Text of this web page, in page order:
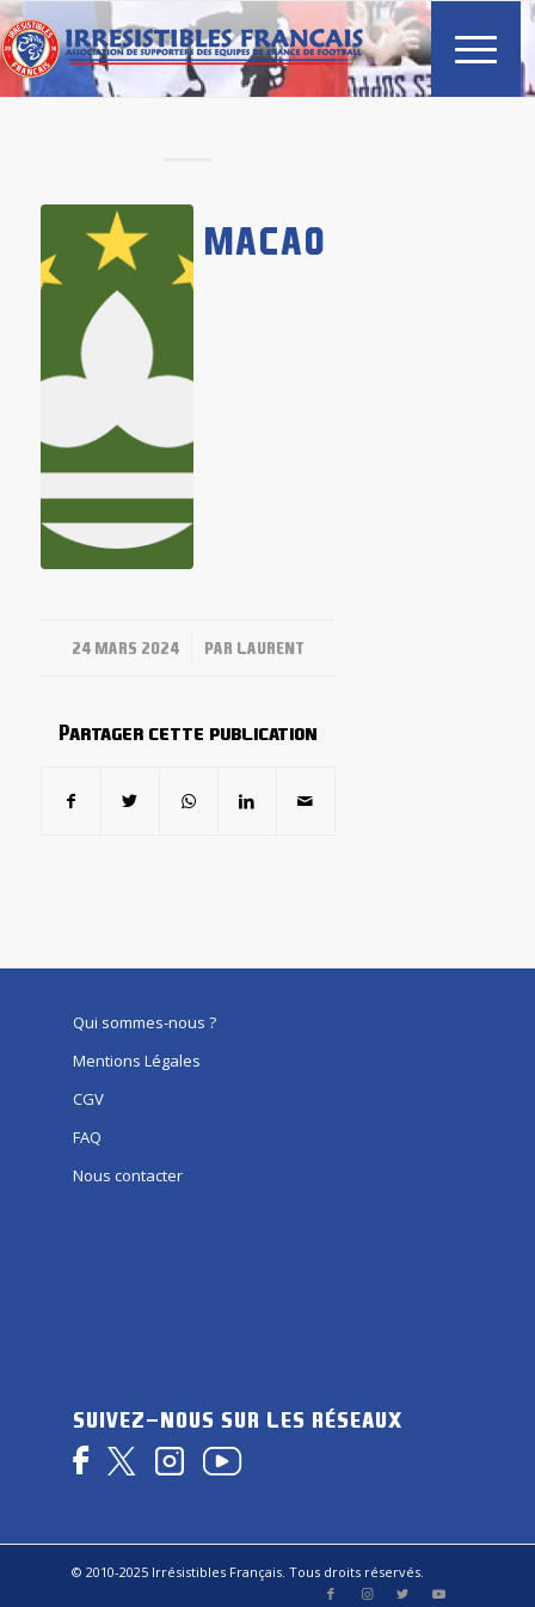
MACAO
24 MARS 2024
/ PAR LAURENT
Partager cette publication
Qui sommes-nous ?
Mentions Légales
CGV
FAQ
Nous contacter
SUIVEZ-NOUS SUR LES RÉSEAUX
© 2010-2025 Irrésistibles Français. Tous droits réservés.